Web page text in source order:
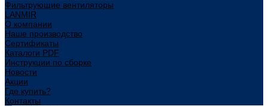
Фильтрующие вентиляторы
LANMIR
О компании
Наше производство
Сертификаты
Каталоги PDF
Инструкции по сборке
Новости
Акции
Где купить?
Контакты